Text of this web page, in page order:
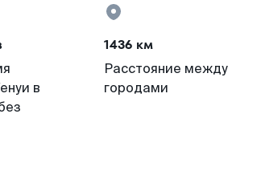
в
1436 км
Расстояние между
городами